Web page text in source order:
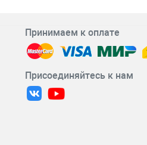
Принимаем к оплате
Присоединяйтесь к нам